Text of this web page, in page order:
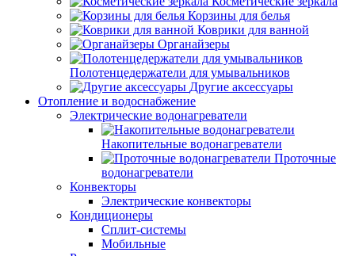
Корзины для белья
Коврики для ванной
Органайзеры
Полотенцедержатели для умывальников
Другие аксессуары
Отопление и водоснабжение
Электрические водонагреватели
Накопительные водонагреватели
Проточные
водонагреватели
Конвекторы
Электрические конвекторы
Кондиционеры
Сплит-системы
Мобильные